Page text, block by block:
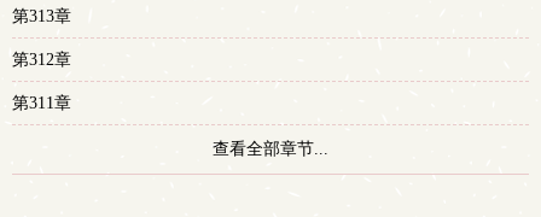
第313章
第312章
第311章
查看全部章节...